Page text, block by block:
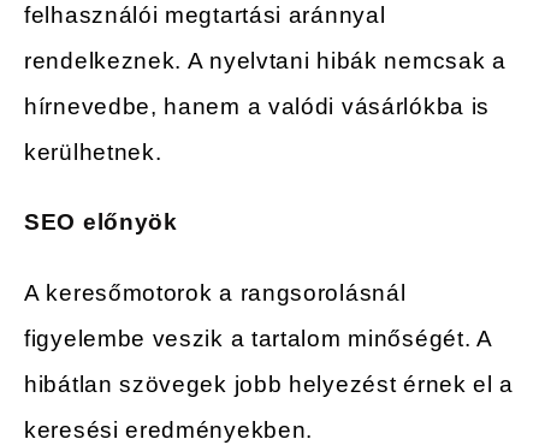
felhasználói megtartási aránnyal
rendelkeznek. A nyelvtani hibák nemcsak a
hírnevedbe, hanem a valódi vásárlókba is
kerülhetnek.
SEO előnyök
A keresőmotorok a rangsorolásnál
figyelembe veszik a tartalom minőségét. A
hibátlan szövegek jobb helyezést érnek el a
keresési eredményekben.